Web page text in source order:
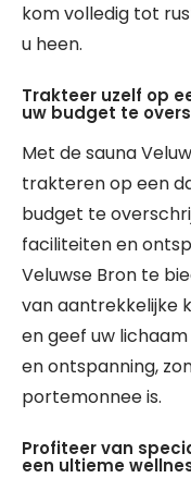
kom volledig tot
u heen.
Trakteer uzelf op
uw budget te
Met de sauna
trakteren op een
budget te
faciliteiten en
Veluwse Bron te
van aantrekkelijke
en geef uw
en ontspanning,
portemonnee is.
Profiteer van
een ultieme